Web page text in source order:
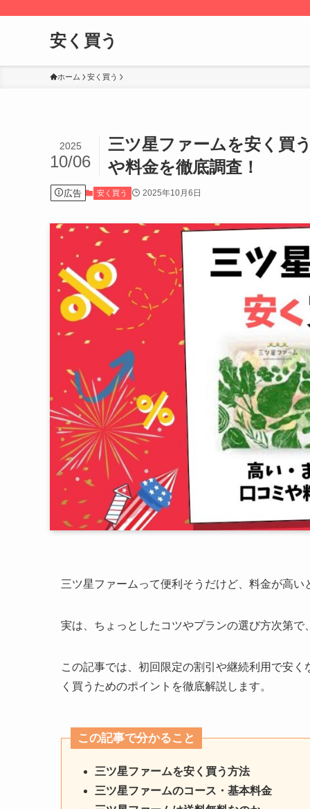
安く買う
ホーム 安く買う
三ツ星ファームを安く買
や料金を徹底調査！
2025
10/06
広告 安く買う 2025年10月6日
三ツ星ファームって便利そうだけど、料金が高い
実は、ちょっとしたコツやプランの選び方次第
この記事では、初回限定の割引や継続利用で安
く買うためのポイントを徹底解説します。
この記事で分かること
三ツ星ファームを安く買う方法
三ツ星ファームのコース・基本料金